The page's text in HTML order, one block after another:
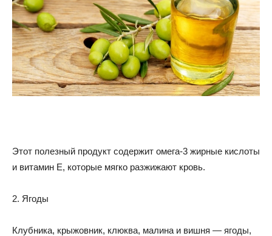
Этот полезный продукт содержит омега-3 жирные кислоты
и витамин Е, которые мягко разжижают кровь.
2. Ягоды
Клубника, крыжовник, клюква, малина и вишня — ягоды,